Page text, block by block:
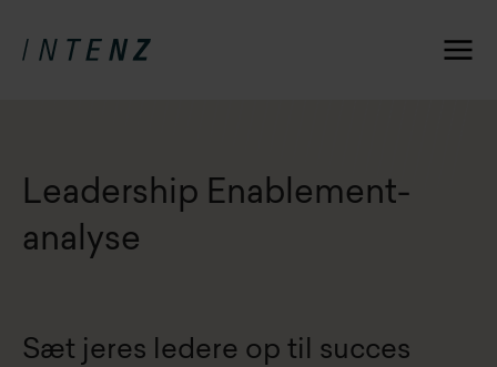
Leadership Enablement-
analyse
Sæt jeres ledere op til succes